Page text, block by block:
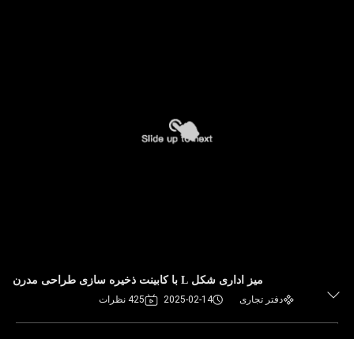
میز اداری شکل L با کابینت ذخیره سازی طراحی مدرن
دفتر تجاری 2025-02-14 425 نظرات